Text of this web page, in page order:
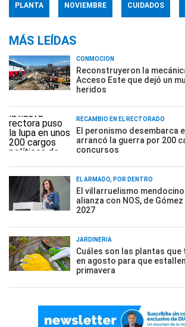
PLANTA NOVIEMBRE CUIDADOS
MÁS LEÍDAS
CONMOCIÓN
Reconstruyeron la
Acceso Este que dejó un
heridos
RECAMBIO EN EL RECTORADO
El peronismo desembarca
arrancó la guerra por 200
concursos
EL ARMADO, POR DENTRO
El villarruelismo mendocino
alianza con NOS, de
2027
JARDINERÍA
Cuáles son las plantas que
en agosto para que
primavera